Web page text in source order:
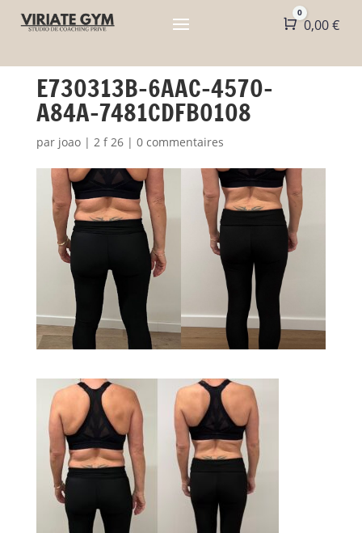
Panier
0
0,00€
E730313B-6AAC-4570-
A84A-7481CDFB0108
par joao| 2 f 26| 0 commentaires